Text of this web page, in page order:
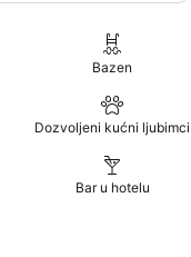
Bazen
Dozvoljeni kućni ljubimci
Bar u hotelu